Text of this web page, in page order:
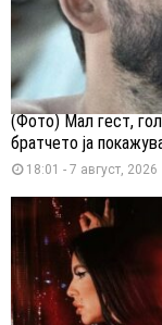
(Фото) Мал гест,
братчето ја
18:01 - 7 август, 2026